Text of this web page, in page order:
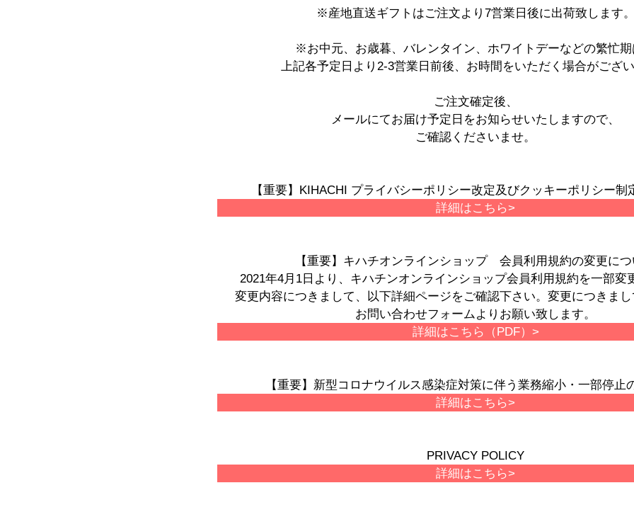
※産地直送ギフトはご注文より7営業日後に出荷致します。
※お中元、お歳暮、バレンタイン、ホワイトデーなどの繁忙期
上記各予定日より2-3営業日前後、お時間をいただく場合がござい
ご注文確定後、
メールにてお届け予定日をお知らせいたしますので、
ご確認くださいませ。
【重要】KIHACHI プライバシーポリシー改定及びクッキーポリシー制
詳細はこちら>
【重要】キハチオンラインショップ 会員利用規約の変更につ
2021年4月1日より、キハチンオンラインショップ会員利用規約を一部変
変更内容につきまして、以下詳細ページをご確認下さい。変更につきまし
お問い合わせフォームよりお願い致します。
詳細はこちら（PDF）>
【重要】新型コロナウイルス感染症対策に伴う業務縮小・一部停止
詳細はこちら>
PRIVACY POLICY
詳細はこちら>